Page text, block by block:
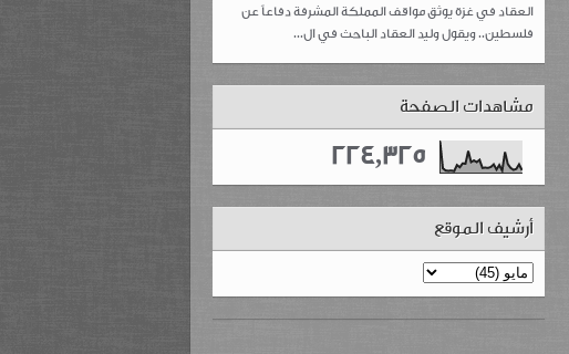
العقاد في غزة يوثق مواقف المملكة المشرفة دفاعاً عن
فلسطين.. ويقول وليد العقاد الباحث في ال...
مشاهدات الصفحة
224,325
أرشيف الموقع